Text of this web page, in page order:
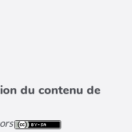
du contenu de